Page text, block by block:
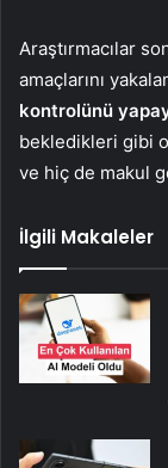
Araştırmacılar
amaçlarını
kontrolünü
bekledikleri gibi
ve hiç de makul
İlgili Makaleler